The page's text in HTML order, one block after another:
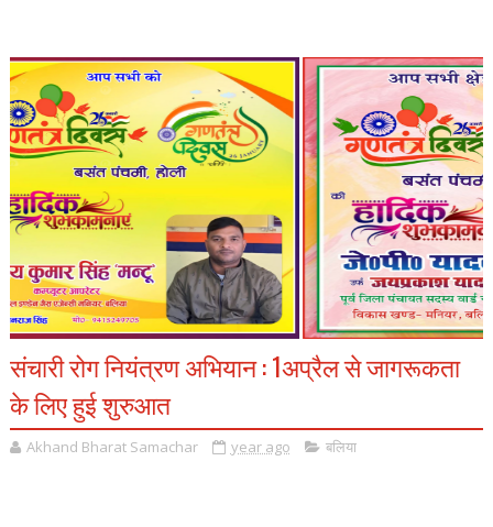
संचारी रोग नियंत्रण अभियान : 1अप्रैल से जागरूकता
के लिए हुई शुरुआत
Akhand Bharat Samachar year ago बलिया